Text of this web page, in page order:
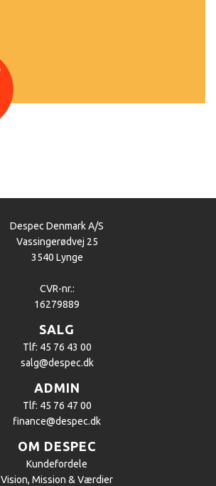
Despec Denmark A/S
Vassingerødvej 25
3540 Lynge
CVR-nr.:
16279889
SALG
Tlf: 45 76 43 00
salg@despec.dk
ADMIN
Tlf: 45 76 47 00
finance@despec.dk
OM DESPEC
Kundefordele
Vision, Mission & Værdier